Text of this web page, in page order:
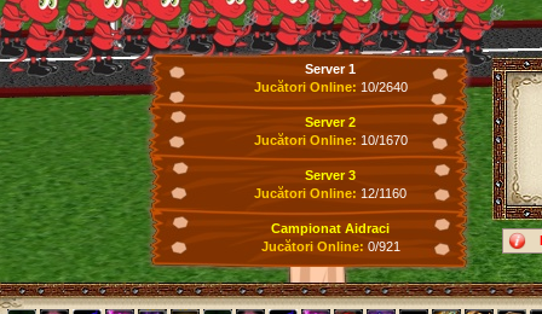
Server 1
Jucători Online: 10/2640
Server 2
Jucători Online: 10/1670
Server 3
Jucători Online: 12/1160
Campionat Aidraci
Jucători Online: 0/921